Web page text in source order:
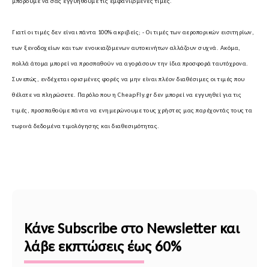
Γιατί οι τιμές δεν είναι πάντα 100% ακριβείς; - Οι τιμές των αεροπορικών εισιτηρίων,
των ξενοδοχείων και των ενοικιαζόμενων αυτοκινήτων αλλάζουν συχνά. Ακόμα,
πολλά άτομα μπορεί να προσπαθούν να αγοράσουν την ίδια προσφορά ταυτόχρονα.
Συνεπώς, ενδέχεται ορισμένες φορές να μην είναι πλέον διαθέσιμες οι τιμές που
θέλατε να πληρώσετε. Παρόλο που η CheapFly.gr δεν μπορεί να εγγυηθεί για τις
τιμές, προσπαθούμε πάντα να ενημερώνουμε τους χρήστες μας παρέχοντάς τους τα
τωρινά δεδομένα τιμολόγησης και διαθεσιμότητας.
Κάνε Subscribe στο Newsletter και
λάβε εκπτώσεις έως 60%